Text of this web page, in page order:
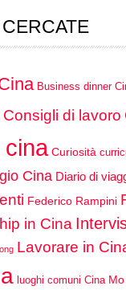
Business dinner
Consigli di lavoro
cina Curiosità
Cina Diario di
Federico Rampini
in Cina
Lavorare in
luoghi comuni Cina